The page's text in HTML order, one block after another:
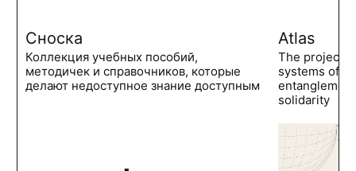
Сноска
Коллекция учебных пособий,
методичек и справочников, которые
делают недоступное знание доступным
Atlas
The project
systems of
solidarity